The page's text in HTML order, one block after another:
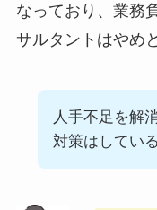
なっており、業務
サルタントはやめ
人手不足を解
対策はしてい